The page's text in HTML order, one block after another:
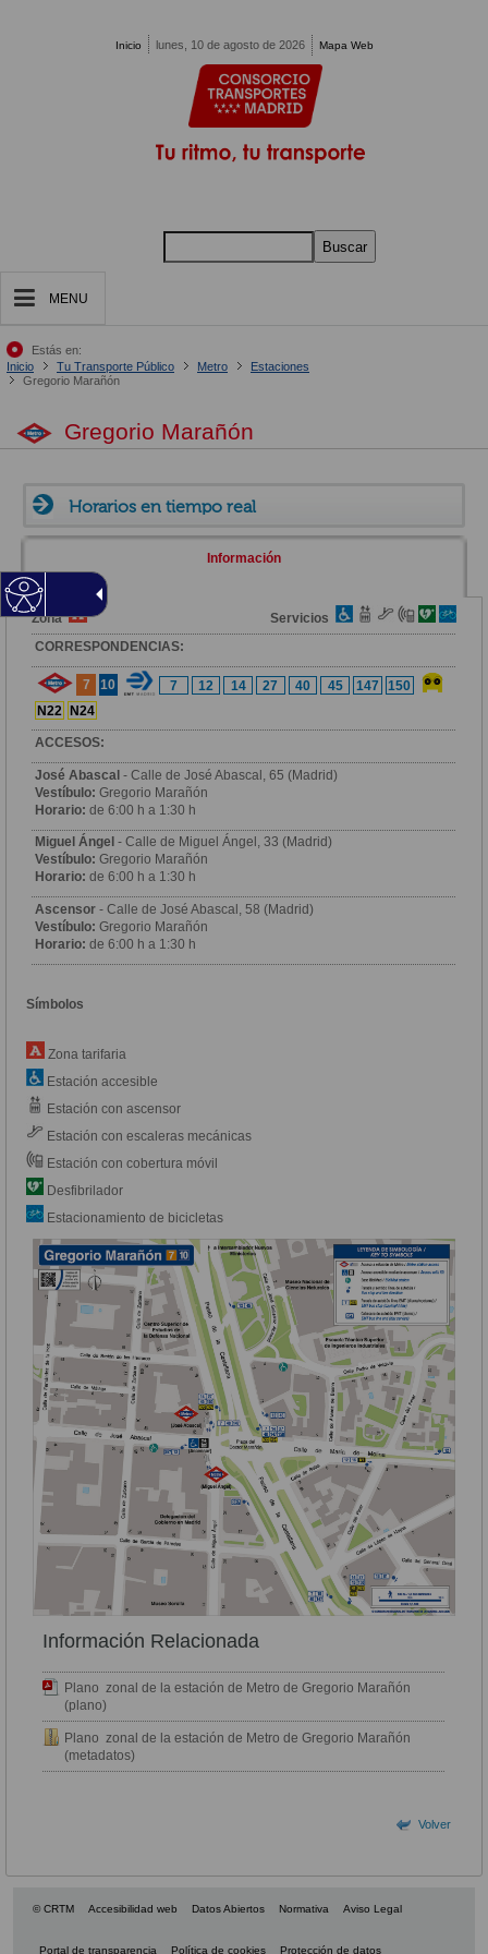
Inicio lunes, 10 de agosto de 2026 Mapa Web
Buscar
MENU
Estás en:
Inicio
Tu Transporte Público Metro
Estaciones
Gregorio Marañón
Gregorio Marañón
Horarios en tiempo real
Información
Zona
Servicios
CORRESPONDENCIAS:
7 10 7 12 14 27 40 45 147
150
N22 N24
ACCESOS:
José Abascal - Calle de José Abascal, 65 (Madrid)
Vestíbulo: Gregorio Marañón
Horario: de 6:00 h a 1:30 h
Miguel Ángel - Calle de Miguel Ángel, 33 (Madrid)
Vestíbulo: Gregorio Marañón
Horario: de 6:00 h a 1:30 h
Ascensor - Calle de José Abascal, 58 (Madrid)
Vestíbulo: Gregorio Marañón
Horario: de 6:00 h a 1:30 h
Símbolos
Zona tarifaria
Estación accesible
Estación con ascensor
Estación con escaleras mecánicas
Estación con cobertura móvil
Desfibrilador
Estacionamiento de bicicletas
Información Relacionada
Plano zonal de la estación de Metro de Gregorio Marañón
(plano)
Plano zonal de la estación de Metro de Gregorio Marañón
(metadatos)
Volver
© CRTM Accesibilidad web Datos Abiertos Normativa Aviso Legal
Portal de transparencia Política de cookies Protección de datos